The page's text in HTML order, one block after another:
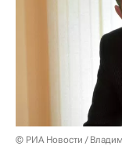
© РИА Новости /